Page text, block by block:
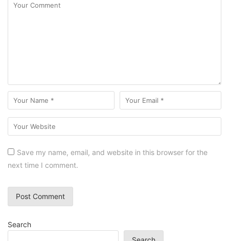
Save my name, email, and website in this browser for the
next time I comment.
Search